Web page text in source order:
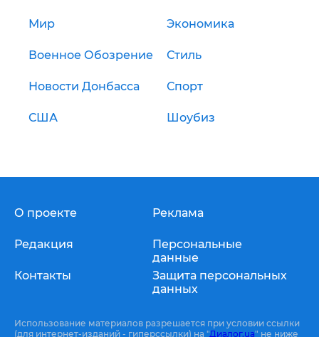
Мир Экономика
Военное Обозрение Стиль
Новости Донбасса Спорт
США Шоубиз
О проекте
Редакция
Контакты
Реклама
Персональные
данные
Защита персональных
данных
Использование материалов разрешается при условии ссылки
(для интернет-изданий - гиперссылки) на "Диалог.ua" не ниже